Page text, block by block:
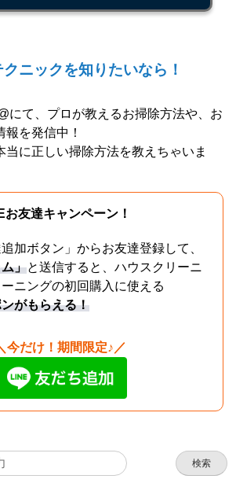
ニックを知りたいなら！
にて、プロが教えるお掃除方法や、お
を発信中！
当に正しい掃除方法を教えちゃいま
友達キャンペーン！
加ボタン」からお友達登録して、
」と送信すると、ハウスクリーニ
ニングの初回購入に使える
がもらえる！
今だけ！期間限定♪／
検索